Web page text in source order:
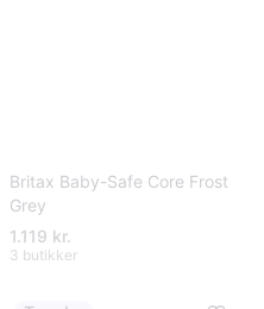
Britax Baby-Safe Core Frost
Grey
1.119 kr.
3 butikker